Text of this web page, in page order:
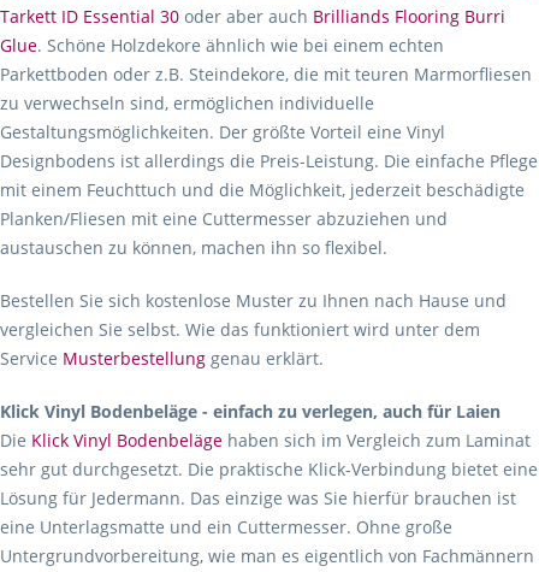
Tarkett ID Essential 30 oder aber auch Brilliands Flooring Burri
Glue. Schöne Holzdekore ähnlich wie bei einem echten
Parkettboden oder z.B. Steindekore, die mit teuren Marmorfliesen
zu verwechseln sind, ermöglichen individuelle
Gestaltungsmöglichkeiten. Der größte Vorteil eine Vinyl
Designbodens ist allerdings die Preis-Leistung. Die einfache Pflege
mit einem Feuchttuch und die Möglichkeit, jederzeit beschädigte
Planken/Fliesen mit eine Cuttermesser abzuziehen und
austauschen zu können, machen ihn so flexibel.
Bestellen Sie sich kostenlose Muster zu Ihnen nach Hause und
vergleichen Sie selbst. Wie das funktioniert wird unter dem
Service Musterbestellung genau erklärt.
Klick Vinyl Bodenbeläge - einfach zu verlegen, auch für Laien
Die Klick Vinyl Bodenbeläge haben sich im Vergleich zum Laminat
sehr gut durchgesetzt. Die praktische Klick-Verbindung bietet eine
Lösung für Jedermann. Das einzige was Sie hierfür brauchen ist
eine Unterlagsmatte und ein Cuttermesser. Ohne große
Untergrundvorbereitung, wie man es eigentlich von Fachmännern